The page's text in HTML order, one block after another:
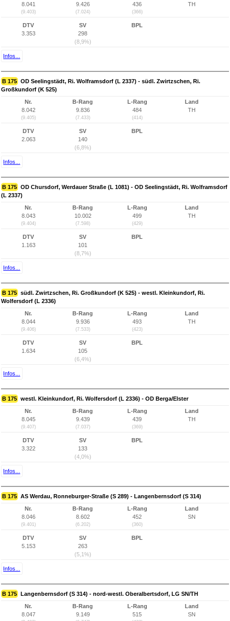
8.041
(9.403)
9.426
(7.024)
436
(366)
TH
DTV
3.353
SV
298
(8,9%)
BPL
Infos...
B 175 OD Seelingstädt, Ri. Wolframsdorf (L 2337) - südl. Zwirtzschen, Ri.
Großkundorf (K 525)
Nr.
8.042
(9.405)
B-Rang
9.836
(7.433)
L-Rang
484
(414)
Land
TH
DTV
2.063
SV
140
(6,8%)
BPL
Infos...
B 175 OD Chursdorf, Werdauer Straße (L 1081) - OD Seelingstädt, Ri. Wolframsdorf
(L 2337)
Nr.
8.043
(9.404)
B-Rang
10.002
(7.598)
L-Rang
499
(429)
Land
TH
DTV
1.163
SV
101
(8,7%)
BPL
Infos...
B 175 südl. Zwirtzschen, Ri. Großkundorf (K 525) - westl. Kleinkundorf, Ri.
Wolfersdorf (L 2336)
Nr.
8.044
(9.406)
B-Rang
9.936
(7.533)
L-Rang
493
(423)
Land
TH
DTV
1.634
SV
105
(6,4%)
BPL
Infos...
B 175 westl. Kleinkundorf, Ri. Wolfersdorf (L 2336) - OD Berga/Elster
Nr.
8.045
(9.407)
B-Rang
9.439
(7.037)
L-Rang
439
(369)
Land
TH
DTV
3.322
SV
133
(4,0%)
BPL
Infos...
B 175 AS Werdau, Ronneburger-Straße (S 289) - Langenbernsdorf (S 314)
Nr.
8.046
(9.401)
B-Rang
8.602
(6.202)
L-Rang
452
(360)
Land
SN
DTV
5.153
SV
263
(5,1%)
BPL
Infos...
B 175 Langenbernsdorf (S 314) - nord-westl. Oberalbertsdorf, LG SN/TH
Nr.
8.047
B-Rang
9.149
L-Rang
515
Land
SN